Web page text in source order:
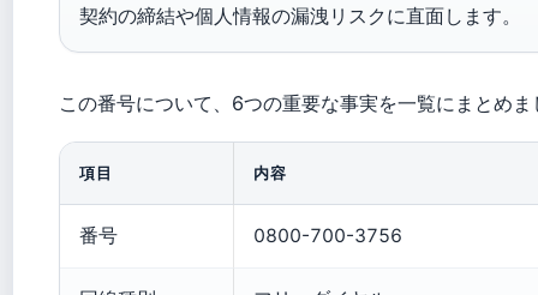
契約の締結や個人情報の漏洩リスクに直面します。
この番号について、6つの重要な事実を一覧にまとめま
項目 内容
番号 0800-700-3756